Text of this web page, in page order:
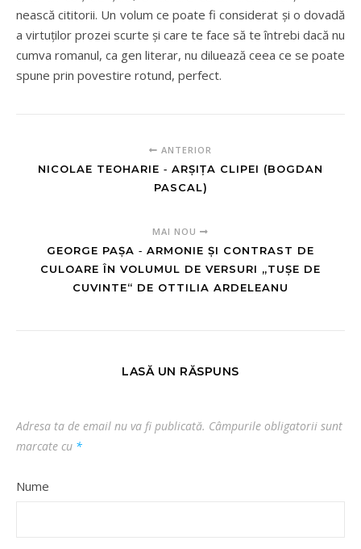
nească cititorii. Un volum ce poate fi considerat și o dovadă
a virtuților prozei scurte și care te face să te întrebi dacă nu
cumva romanul, ca gen literar, nu diluează ceea ce se poate
spune prin povestire rotund, perfect.
ANTERIOR
NICOLAE TEOHARIE ‑ ARȘIȚA CLIPEI (BOGDAN
PASCAL)
MAI NOU
GEORGE PAȘA ‑ ARMONIE ȘI CONTRAST DE
CULOARE ÎN VOLUMUL DE VERSURI „TUȘE DE
CUVINTE“ DE OTTILIA ARDELEANU
LASĂ UN RĂSPUNS
Adresa ta de email nu va fi publicată. Câmpurile obligatorii sunt
marcate cu *
Nume